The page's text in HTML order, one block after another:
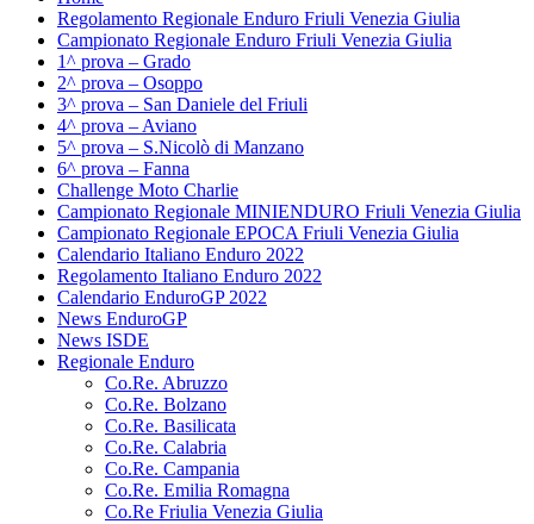
Regolamento Regionale Enduro Friuli Venezia Giulia
Campionato Regionale Enduro Friuli Venezia Giulia
1^ prova – Grado
2^ prova – Osoppo
3^ prova – San Daniele del Friuli
4^ prova – Aviano
5^ prova – S.Nicolò di Manzano
6^ prova – Fanna
Challenge Moto Charlie
Campionato Regionale MINIENDURO Friuli Venezia Giulia
Campionato Regionale EPOCA Friuli Venezia Giulia
Calendario Italiano Enduro 2022
Regolamento Italiano Enduro 2022
Calendario EnduroGP 2022
News EnduroGP
News ISDE
Regionale Enduro
Co.Re. Abruzzo
Co.Re. Bolzano
Co.Re. Basilicata
Co.Re. Calabria
Co.Re. Campania
Co.Re. Emilia Romagna
Co.Re Friulia Venezia Giulia